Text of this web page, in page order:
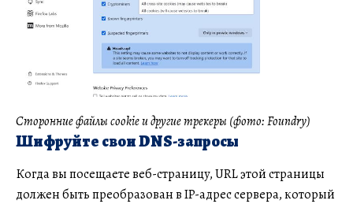
Сторонние файлы cookie и другие трекеры (фото: Foundry)
Шифруйте свои DNS-запросы
Когда вы посещаете веб-страницу, URL этой страницы
должен быть преобразован в IP-адрес сервера, который